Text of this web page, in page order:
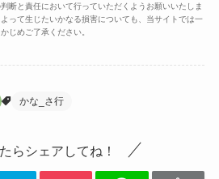
断と責任において行っていただくようお願いいたしま
って生じたいかなる損害についても、当サイトでは一
じめご了承ください。
かな_さ行
らシェアしてね！